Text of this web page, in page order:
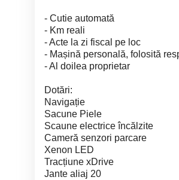
- Cutie automată
- Km reali
- Acte la zi fiscal pe loc
- Mașină personală, folosită
- Al doilea proprietar
Dotări:
Navigație
Sacune Piele
Scaune electrice încălzite
Cameră senzori parcare
Xenon LED
Tracțiune xDrive
Jante aliaj 20